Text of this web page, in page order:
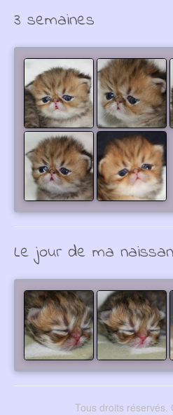
3 semaines
Le jour de ma
Tous droits réservés.